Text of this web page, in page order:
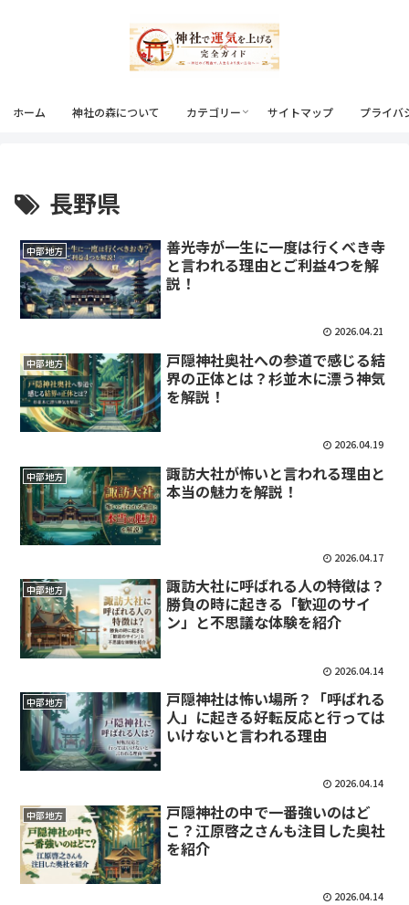
ホーム 神社の森について カテゴリー サイトマップ プライバ
長野県
中部地方
善光寺が一生に一度は行くべき寺
と言われる理由とご利益4つを解
説！
2026.04.21
中部地方
戸隠神社奥社への参道で感じる結
界の正体とは？杉並木に漂う神気
を解説！
2026.04.19
中部地方
諏訪大社が怖いと言われる理由と
本当の魅力を解説！
2026.04.17
中部地方
諏訪大社に呼ばれる人の特徴は？
勝負の時に起きる「歓迎のサイ
ン」と不思議な体験を紹介
2026.04.14
中部地方
戸隠神社は怖い場所？「呼ばれる
人」に起きる好転反応と行っては
いけないと言われる理由
2026.04.14
中部地方
戸隠神社の中で一番強いのはど
こ？江原啓之さんも注目した奥社
を紹介
2026.04.14